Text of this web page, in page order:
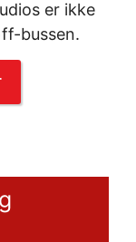
er ikke
bussen.